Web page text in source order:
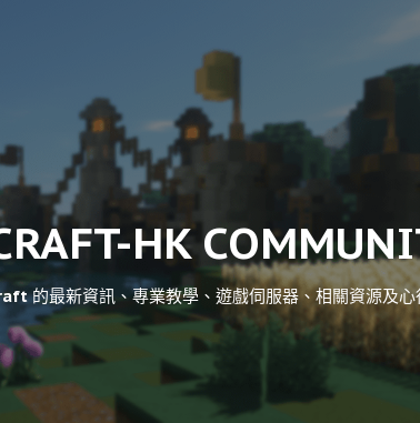
HK
的最新資訊、專業教學、遊戲伺服器、相關資源及心